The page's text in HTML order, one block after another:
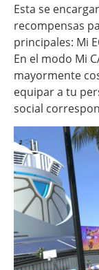
Esta se
recompensas
principales: Mi
En el modo Mi
mayormente
equipar a tu
social